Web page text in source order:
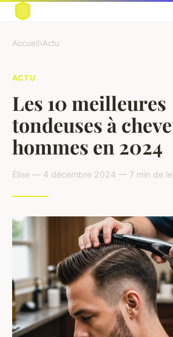
Accueil›Actu
ACTU
Les 10 meilleures
tondeuses à
hommes en 2024
Élise — 4 décembre 2024 — 7 min de